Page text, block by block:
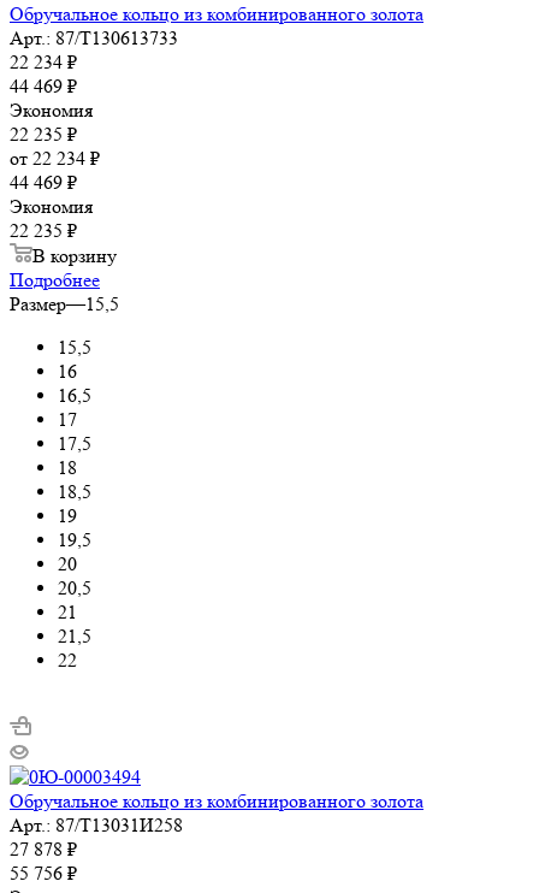
Обручальное кольцо из комбинированного золота
Арт.: 87/Т130613733
22 234 ₽
44 469 ₽
Экономия
22 235 ₽
от 22 234 ₽
44 469 ₽
Экономия
22 235 ₽
В корзину
Подробнее
Размер—15,5
15,5
16
16,5
17
17,5
18
18,5
19
19,5
20
20,5
21
21,5
22
Обручальное кольцо из комбинированного золота
Арт.: 87/Т13031И258
27 878 ₽
55 756 ₽